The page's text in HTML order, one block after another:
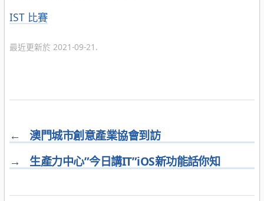
分
IST 比賽
最近更新於 2021-09-21.
←
澳門城市創意產業協會到訪
→
生產力中心”今日講IT”iOS新功能話你知